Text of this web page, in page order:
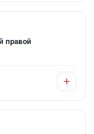
правой